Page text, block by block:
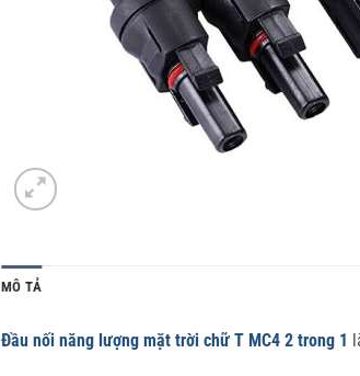
MÔ TẢ
Đầu nối năng lượng mặt trời chữ T MC4 2 trong 1